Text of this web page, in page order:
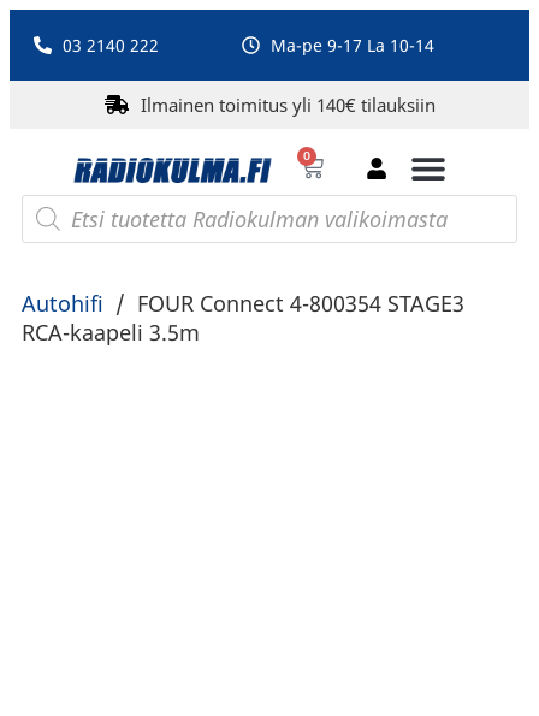
03 2140 222 Ma-pe 9-17 La 10-14
Ilmainen toimitus yli 140€ tilauksiin
0
Autohifi / FOUR Connect 4-800354 STAGE3
RCA-kaapeli 3.5m